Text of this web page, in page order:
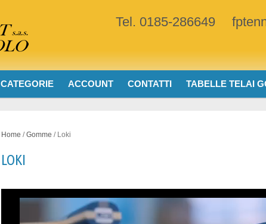
Tel. 0185-286649
CATEGORIE ACCOUNT CONTATTI TABELLE TELAI
Home /Gomme / Loki
LOKI